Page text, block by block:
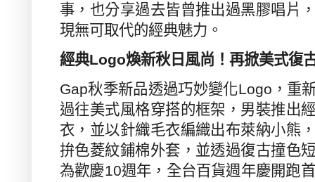
事，也分享過去皆曾推出過黑膠唱片
現無可取代的經典魅力。
經典Logo煥新秋日風尚！再掀美式復
Gap秋季新品透過巧妙變化Logo ，重
過往美式風格穿搭的框架，男裝推出
衣，並以針織毛衣編織出布萊納小熊
拚色菱紋鋪棉外套，並透過復古撞色
為歡慶10週年，全台百貨週年慶開跑